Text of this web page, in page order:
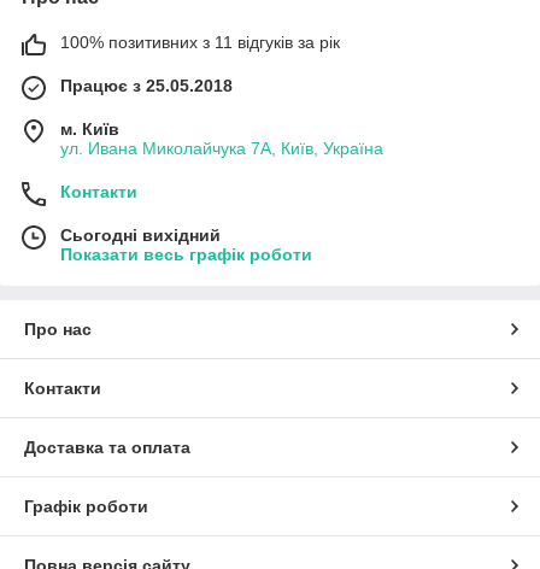
100% позитивних з 11 відгуків за рік
Працює з 25.05.2018
м. Київ
ул. Ивана Миколайчука 7А, Київ, Україна
Контакти
Сьогодні вихідний
Показати весь графік роботи
Про нас
Контакти
Доставка та оплата
Графік роботи